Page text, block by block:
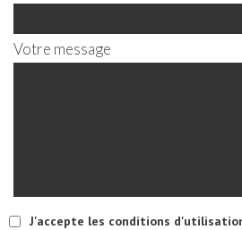
Votre message
J'accepte les conditions